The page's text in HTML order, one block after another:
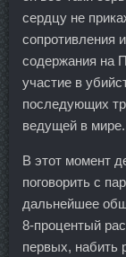
сердцу не
сопротивления
содержания на
участие в
последующих
ведущей в мире.
В этот момент
поговорить с
дальнейшее
8-процентый
первых, набить